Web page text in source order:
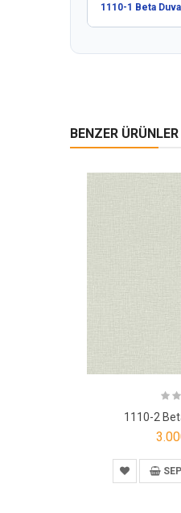
1110-1 Beta
BENZER ÜRÜNLER
1110-2